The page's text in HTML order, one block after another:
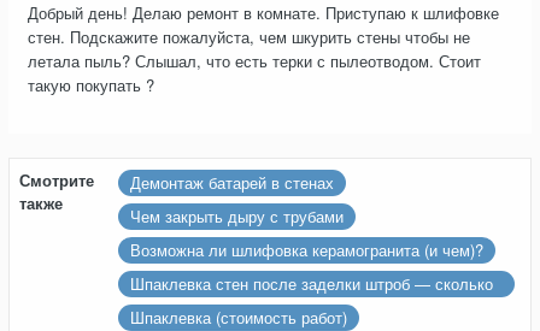
Добрый день! Делаю ремонт в комнате. Приступаю к шлифовке
стен. Подскажите пожалуйста, чем шкурить стены чтобы не
летала пыль? Слышал, что есть терки с пылеотводом. Стоит
такую покупать ?
Смотрите
также
Демонтаж батарей в стенах
Чем закрыть дыру с трубами
Возможна ли шлифовка керамогранита (и чем)?
Шпаклевка стен после заделки штроб — сколько
слоев?
Шпаклевка (стоимость работ)